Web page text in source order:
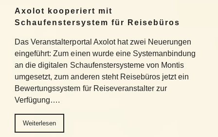
Axolot kooperiert mit
Schaufenstersystem für Reisebüros
Das Veranstalterportal Axolot hat zwei Neuerungen
eingeführt: Zum einen wurde eine Systemanbindung
an die digitalen Schaufenstersysteme von Montis
umgesetzt, zum anderen steht Reisebüros jetzt ein
Bewertungssystem für Reiseveranstalter zur
Verfügung….
Weiterlesen